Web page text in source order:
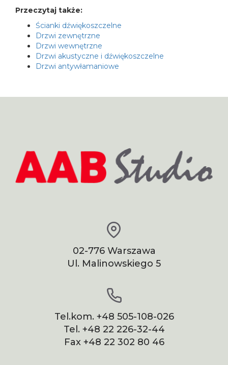
Przeczytaj także:
Ścianki dźwiękoszczelne
Drzwi zewnętrzne
Drzwi wewnętrzne
Drzwi akustyczne i dźwiękoszczelne
Drzwi antywłamaniowe
02-776 Warszawa
Ul. Malinowskiego 5
Tel.kom. +48 505-108-026
Tel. +48 22 226-32-44
Fax +48 22 302 80 46